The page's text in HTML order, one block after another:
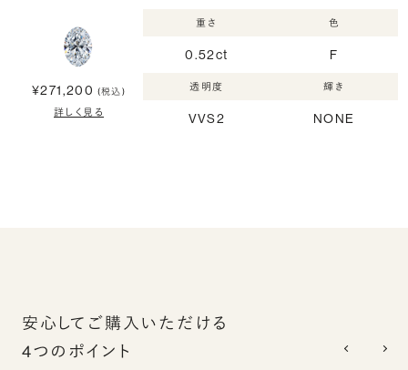
¥271,200 (税込)
詳しく見る
重さ
0.52ct
色
F
透明度
VVS2
輝き
NONE
安心してご購入いただける
4つのポイント